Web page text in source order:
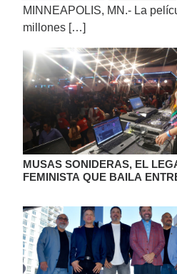
MINNEAPOLIS, MN.- La
millones […]
MUSAS SONIDERAS, EL
FEMINISTA QUE BAILA